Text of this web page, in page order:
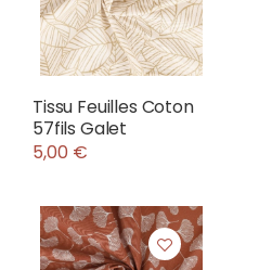
Tissu Feuilles Coton
57fils Galet
5,00 €